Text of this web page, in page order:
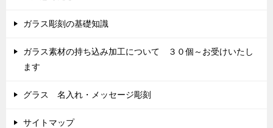
ガラス彫刻の基礎知識
ガラス素材の持ち込み加工について ３０個～お受けいたし
ます
グラス 名入れ・メッセージ彫刻
サイトマップ